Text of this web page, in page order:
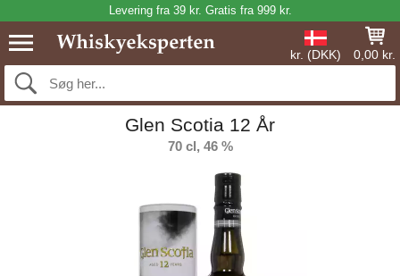
Levering fra 39 kr. Gratis fra 999 kr.
kr. (DKK) 0,00 kr.
Glen Scotia 12 År
70 cl, 46 %